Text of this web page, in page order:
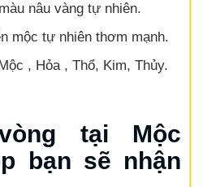
màu nâu vàng tự nhiên.
mộc tự nhiên thơm mạnh.
, Hỏa , Thổ, Kim, Thủy.
tại Mộc
bạn sẽ nhận